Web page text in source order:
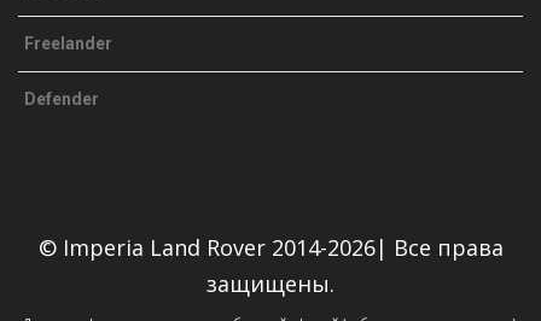
Freelander
Defender
© Imperia Land Rover 2014-2026| Все права
защищены.